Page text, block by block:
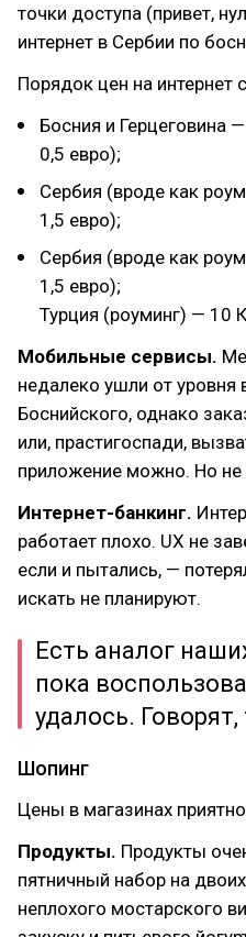
точки доступа (привет,
интернет в Сербии по
Порядок цен на интернет
Босния и Герцеговина
0,5 евро);
Сербия (вроде как
1,5 евро);
Сербия (вроде как
1,5 евро);
Турция (роуминг) — 10
Мобильные сервисы.
недалеко ушли от уровня
Боснийского, однако
или, прастигоспади,
приложение можно. Но не
Интернет-банкинг.
работает плохо. UX не
если и пытались, —
искать не планируют.
Есть аналог
пока
удалось.
Шопинг
Цены в магазинах
Продукты. Продукты
пятничный набор на
неплохого мостарского